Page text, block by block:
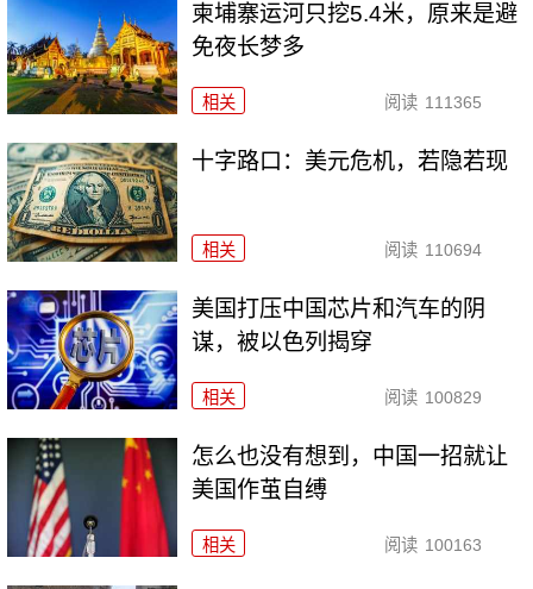
柬埔寨运河只挖5.4米，原来是避
免夜长梦多
相关 阅读 111365
十字路口：美元危机，若隐若现
相关 阅读 110694
美国打压中国芯片和汽车的阴
谋，被以色列揭穿
相关 阅读 100829
怎么也没有想到，中国一招就让
美国作茧自缚
相关 阅读 100163